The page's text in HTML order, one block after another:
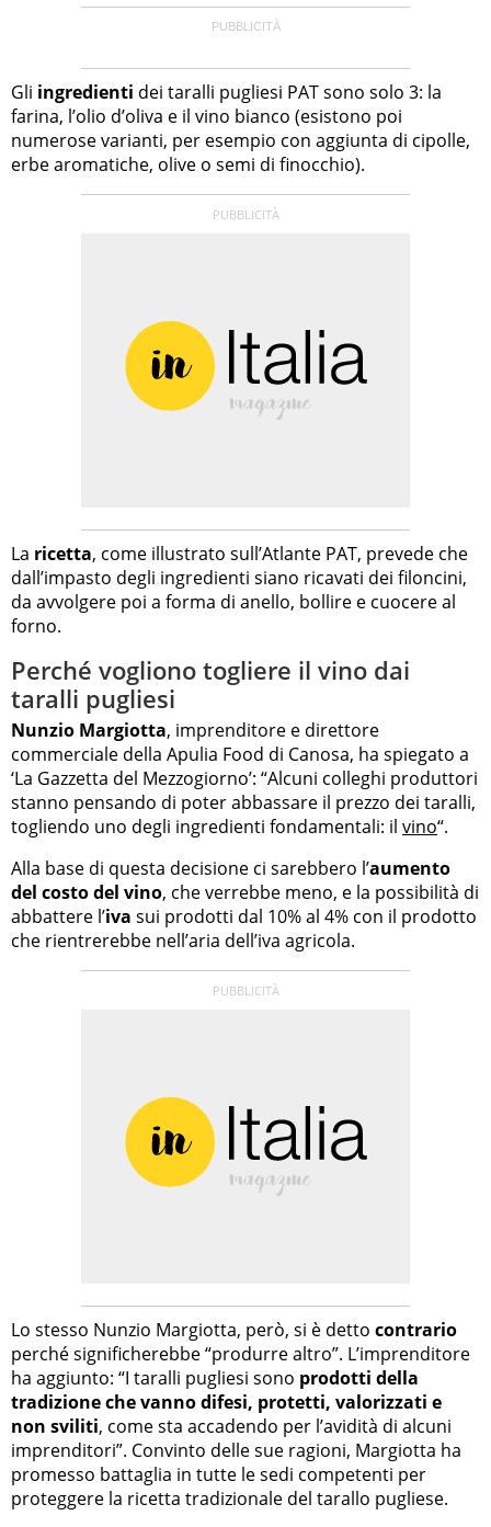
Gli ingredienti dei taralli pugliesi PAT sono solo 3: la
farina, l’olio d’oliva e il vino bianco (esistono poi
numerose varianti, per esempio con aggiunta di cipolle,
erbe aromatiche, olive o semi di finocchio).
La ricetta, come illustrato sull’Atlante PAT, prevede che
dall’impasto degli ingredienti siano ricavati dei filoncini,
da avvolgere poi a forma di anello, bollire e cuocere al
forno.
Perché vogliono togliere il vino dai
taralli pugliesi
Nunzio Margiotta, imprenditore e direttore
commerciale della Apulia Food di Canosa, ha spiegato a
‘La Gazzetta del Mezzogiorno’: “Alcuni colleghi produttori
stanno pensando di poter abbassare il prezzo dei taralli,
togliendo uno degli ingredienti fondamentali: il vino“.
Alla base di questa decisione ci sarebbero l’aumento
del costo del vino, che verrebbe meno, e la possibilità di
abbattere l’iva sui prodotti dal 10% al 4% con il prodotto
che rientrerebbe nell’aria dell’iva agricola.
Lo stesso Nunzio Margiotta, però, si è detto contrario
perché significherebbe “produrre altro”. L’imprenditore
ha aggiunto: “I taralli pugliesi sono prodotti della
tradizione che vanno difesi, protetti, valorizzati e
non sviliti, come sta accadendo per l’avidità di alcuni
imprenditori”. Convinto delle sue ragioni, Margiotta ha
promesso battaglia in tutte le sedi competenti per
proteggere la ricetta tradizionale del tarallo pugliese.